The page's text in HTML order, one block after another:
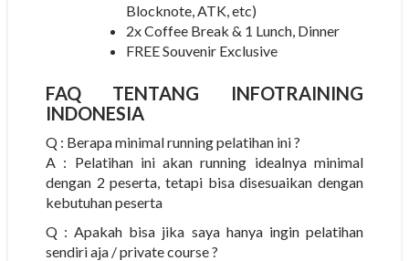
Blocknote, ATK, etc)
2x Coffee Break & 1 Lunch, Dinner
FREE Souvenir Exclusive
FAQ TENTANG INFOTRAINING
INDONESIA
Q : Berapa minimal running pelatihan ini ?
A : Pelatihan ini akan running idealnya minimal
dengan 2 peserta, tetapi bisa disesuaikan dengan
kebutuhan peserta
Q : Apakah bisa jika saya hanya ingin pelatihan
sendiri aja / private course ?